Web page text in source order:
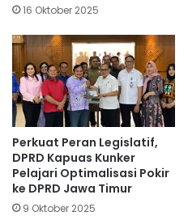
16 Oktober 2025
Perkuat Peran Legislatif,
DPRD Kapuas Kunker
Pelajari Optimalisasi Pokir
ke DPRD Jawa Timur
9 Oktober 2025